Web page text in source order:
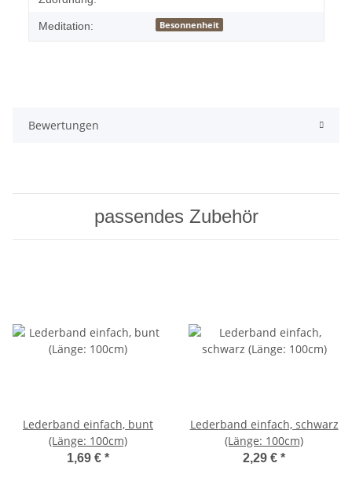
Meditation: Besonnenheit
Bewertungen
passendes Zubehör
Lederband einfach, bunt
(Länge: 100cm)
1,69 € *
Lederband einfach, schwarz
(Länge: 100cm)
2,29 € *